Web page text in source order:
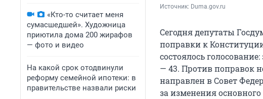
«Кто-то считает меня
сумасшедшей». Художница
приютила дома 200 жирафов
— фото и видео
На какой срок отодвинули
реформу семейной ипотеки: в
правительстве назвали риски
Источник: Duma.gov.ru
Сегодня депутаты
поправки к
состоялось
— 43. Против поправок
направлен в Совет
за изменения